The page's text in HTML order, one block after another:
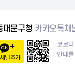
지 페
이
지
대문구청 카카오톡채
채널추가
코로
안내